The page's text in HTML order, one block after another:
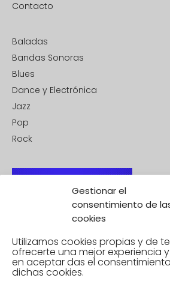
Gestionar el
consentimiento de
cookies
Utilizamos cookies propias y de
ofrecerte una mejor experiencia y
en aceptardas el
dichas cookies.
Contacto
Baladas
Bandas Sonoras
Blues
Dance y Electrónica
Jazz
Pop
Rock